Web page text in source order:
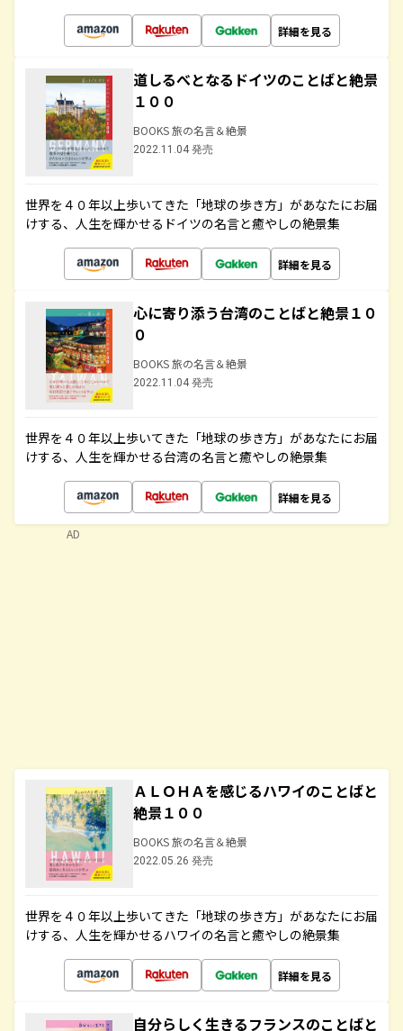
詳細を見る
道しるべとなるドイツのことばと絶景
１００
BOOKS 旅の名言＆絶景
2022.11.04 発売
世界を４０年以上歩いてきた「地球の歩き方」があなたにお届
けする、人生を輝かせるドイツの名言と癒やしの絶景集
詳細を見る
心に寄り添う台湾のことばと絶景１０
０
BOOKS 旅の名言＆絶景
2022.11.04 発売
世界を４０年以上歩いてきた「地球の歩き方」があなたにお届
けする、人生を輝かせる台湾の名言と癒やしの絶景集
詳細を見る
ＡＬＯＨＡを感じるハワイのことばと
絶景１００
BOOKS 旅の名言＆絶景
2022.05.26 発売
世界を４０年以上歩いてきた「地球の歩き方」があなたにお届
けする、人生を輝かせるハワイの名言と癒やしの絶景集
詳細を見る
自分らしく生きるフランスのことばと
AD